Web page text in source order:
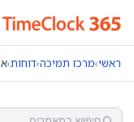
ראשי›מרכז תמיכה›דוחות›